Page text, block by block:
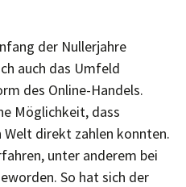
der Nullerjahre
auch das Umfeld
des Online-Handels.
Möglichkeit, dass
direkt zahlen konnten.
unter anderem bei
So hat sich der